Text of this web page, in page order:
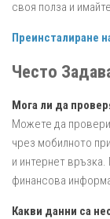
своя полза и
Преинсталиране
Често
Мога ли да
Можете да
чрез мобилното
и интернет
финансова
Какви данни са